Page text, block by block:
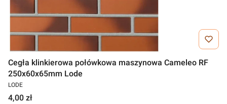
Cegła klinkierowa połówkowa maszynowa Cameleo RF
250x60x65mm Lode
LODE
4,00 zł